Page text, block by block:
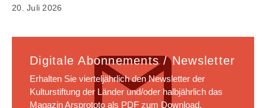
20. Juli 2026
Digitale Abonnements / Newsletter
Erhalten Sie vierteljährlich den Newsletter der
Kulturstiftung der Länder und/oder halbjährlich das
Magazin Arsprototo als PDF zum Download.